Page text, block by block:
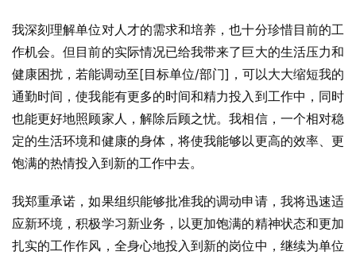
我深刻理解单位对人才的需求和培养，也十分珍惜目前的工
作机会。但目前的实际情况已给我带来了巨大的生活压力和
健康困扰，若能调动至[目标单位/部门]，可以大大缩短我的
通勤时间，使我能有更多的时间和精力投入到工作中，同时
也能更好地照顾家人，解除后顾之忧。我相信，一个相对稳
定的生活环境和健康的身体，将使我能够以更高的效率、更
饱满的热情投入到新的工作中去。
我郑重承诺，如果组织能够批准我的调动申请，我将迅速适
应新环境，积极学习新业务，以更加饱满的精神状态和更加
扎实的工作作风，全身心地投入到新的岗位中，继续为单位